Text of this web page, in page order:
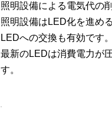
照明設備による電気代の
照明設備はLED化を進め
LEDへの交換も有効です。
最新のLEDは消費電力が
す。